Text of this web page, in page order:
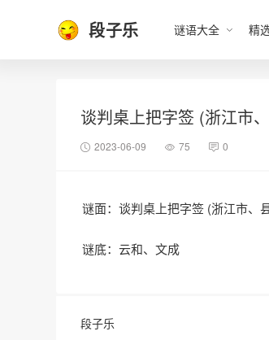
段子乐 谜语大全 精
谈判桌上把字签 (浙江市
2023-06-09 75 0
谜面：谈判桌上把字签 (浙江市、
谜底：云和、文成
段子乐